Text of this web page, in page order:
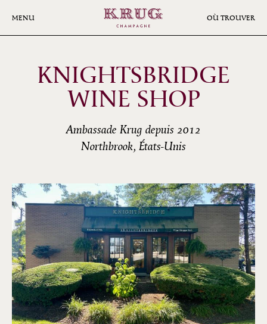
MENU OÙ TROUVER
KNIGHTSBRIDGE
WINE SHOP
Ambassade Krug depuis 2012
Northbrook, États-Unis